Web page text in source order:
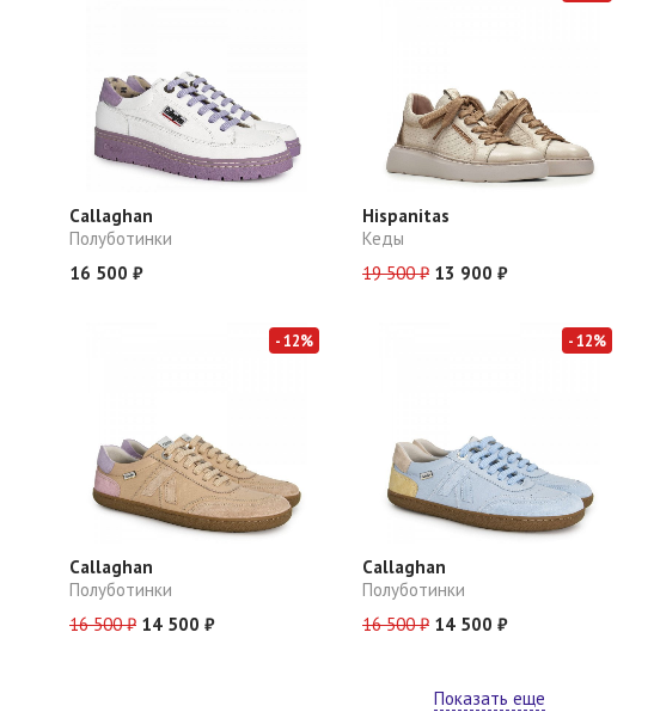
Callaghan
Полуботинки
16 500 ₽
Hispanitas
Кеды
19 500 ₽ 13 900 ₽
- 12%
Callaghan
Полуботинки
16 500 ₽ 14 500 ₽
- 12%
Callaghan
Полуботинки
16 500 ₽ 14 500 ₽
Показать еще